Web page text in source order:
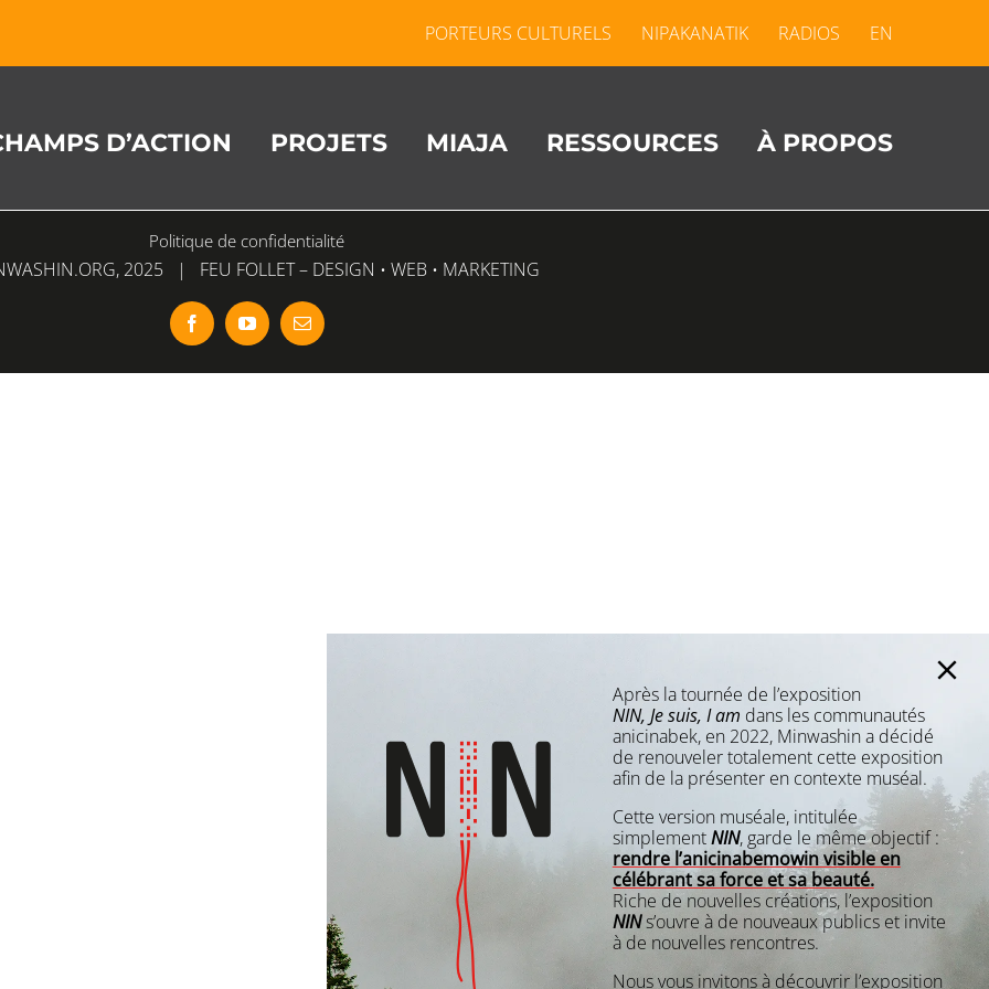
PORTEURS CULTURELS NIPAKANATIK RADIOS EN
D’ACTION PROJETS MIAJA RESSOURCES À PROPOS
Politique de confidentialité
, 2025 | FEU FOLLET – DESIGN • WEB • MARKETING
Après la tournée de l’exposition
NIN, Je suis, I am dans les communautés
anicinabek, en 2022, Minwashin a décidé
de renouveler totalement cette exposition
afin de la présenter en contexte muséal.
Cette version muséale, intitulée
simplementNIN, garde le même objectif :
rendre l’anicinabemowin visible en
célébrant sa force et sa beauté.
Riche de nouvelles créations, l’exposition
NINs’ouvre à de nouveaux publics et invite
à de nouvelles rencontres.
Nous vous invitons à découvrir l’exposition